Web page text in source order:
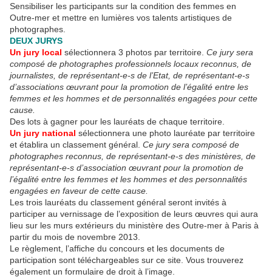
Sensibiliser les participants sur la condition des femmes en
Outre-mer et mettre en lumières vos talents artistiques de
photographes.
DEUX JURYS
Un jury local sélectionnera 3 photos par territoire. Ce jury sera
composé de photographes professionnels locaux reconnus, de
journalistes, de représentant-e-s de l’Etat, de représentant-e-s
d’associations œuvrant pour la promotion de l’égalité entre les
femmes et les hommes et de personnalités engagées pour cette
cause.
Des lots à gagner pour les lauréats de chaque territoire.
Un jury national sélectionnera une photo lauréate par territoire
et établira un classement général. Ce jury sera composé de
photographes reconnus, de représentant-e-s des ministères, de
représentant-e-s d’association œuvrant pour la promotion de
l’égalité entre les femmes et les hommes et des personnalités
engagées en faveur de cette cause.
Les trois lauréats du classement général seront invités à
participer au vernissage de l’exposition de leurs œuvres qui aura
lieu sur les murs extérieurs du ministère des Outre-mer à Paris à
partir du mois de novembre 2013.
Le règlement, l’affiche du concours et les documents de
participation sont téléchargeables sur ce site. Vous trouverez
également un formulaire de droit à l’image.